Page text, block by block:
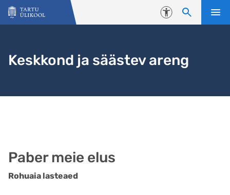
Liigu edasi põhisisu juurde
Juurdepääsetavus
Keskkond ja säästev areng
Paber meie elus
Rohuaia lasteaed